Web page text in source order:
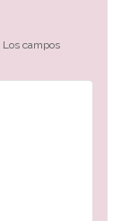
Los campos